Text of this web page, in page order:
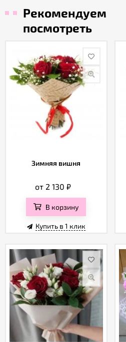
Рекомендуем
посмотреть
Зимняя вишня
от 2 130₽
В корзину
Купить в 1 клик